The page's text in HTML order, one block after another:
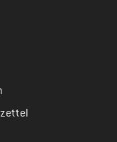
im nächsten